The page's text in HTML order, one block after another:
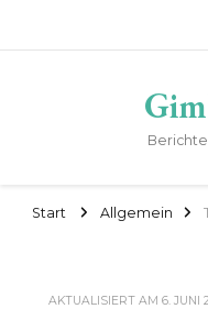
Start Allgemein
AKTUALISIERT AM 6. JUNI